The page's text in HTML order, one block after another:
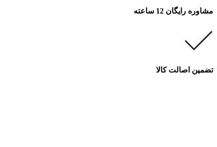
مشاوره رایگان 12 ساعته
تضمین اصالت کالا